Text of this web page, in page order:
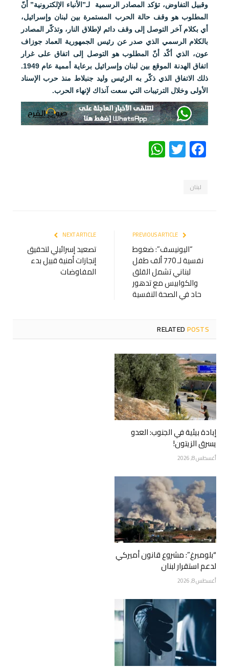
وقبيل التفاوض، تؤكد المصادر الرسمية لـ”الأنباء الإلكترونية” أنّ
المطلوب هو وقف حالة الحرب المستمرة بين لبنان وإسرائيل،
أي بكلام آخر التوصل إلى وقف دائم لإطلاق النار، وتذكّر المصادر
بالكلام الرسمي الذي صدر عن رئيس الجمهورية العماد جوزاف
عون، الذي أكّد أنّ المطلوب هو التوصل إلى اتفاق على غرار
اتفاق الهدنة الموقع بين لبنان وإسرائيل برعاية أممية عام 1949.
ذلك الاتفاق الذي ذكّر به الرئيس وليد جنبلاط منذ حرب الإسناد
الأولى وخلال الترتيبات التي سعت آنذاك لإنهاء الحرب.
Facebook
Twitter
WhatsApp
لبنان
“اليونيسف”: ضغوط
نفسية لـ 770 ألف طفل
لبناني تشمل القلق
والكوابيس مع تدهور
حاد في الصحة النفسية
NEXT ARTICLE
تصعيد إسرائيلي لتحقيق
إنجازات أمنية قبيل بدء
المفاوضات
RELATEDPOSTS
إبادة بيئية في الجنوب: العدو
يسرق الزيتون!
أغسطس 8, 2026
“بلومبرغ”: مشروع قانون أميركي
لدعم استقرار لبنان
أغسطس 8, 2026